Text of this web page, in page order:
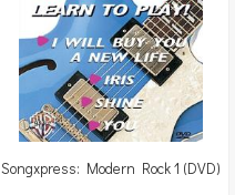
Songxpress: Modern Rock 1 (DVD)